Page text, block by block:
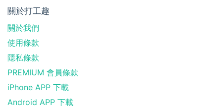
關於打工趣
關於我們
使用條款
隱私條款
PREMIUM 會員條款
iPhone APP 下載
Android APP 下載